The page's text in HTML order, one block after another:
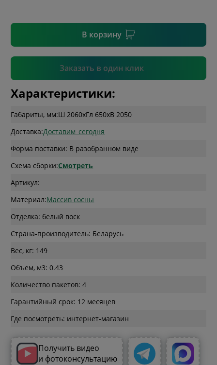
В корзину
Заказать в один клик
Подтвердить
Характеристики:
Габариты, мм:Ш 2060xГл 650xВ 2050
Доставка:Доставим_сегодня
Форма поставки: В разобранном виде
Схема сборки:Смотреть
Артикул:
Материал:Массив сосны
Отделка: белый воск
Страна-производитель: Беларусь
Вес, кг: 149
Объем, м3: 0.43
Количество пакетов: 4
Гарантийный срок: 12 месяцев
Где посмотреть: интернет-магазин
Получить видео
и фотоконсультацию